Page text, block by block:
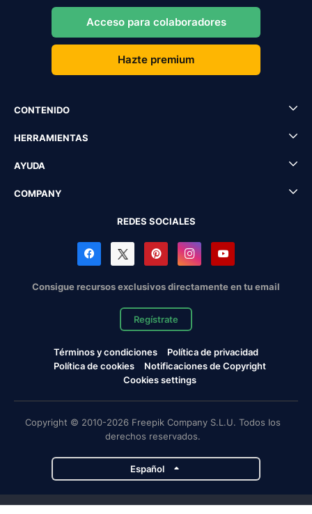
Acceso para colaboradores
Hazte premium
CONTENIDO
HERRAMIENTAS
AYUDA
COMPANY
REDES SOCIALES
Consigue recursos exclusivos directamente en tu email
Regístrate
Términos y condiciones
Política de privacidad
Política de cookies
Notificaciones de Copyright
Cookies settings
Copyright © 2010-2026 Freepik Company S.L.U. Todos los
derechos reservados.
Español